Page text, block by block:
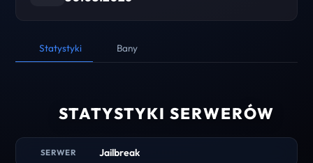
Statystyki Bany
STATYSTYKI SERWERÓW
SERWER Jailbreak